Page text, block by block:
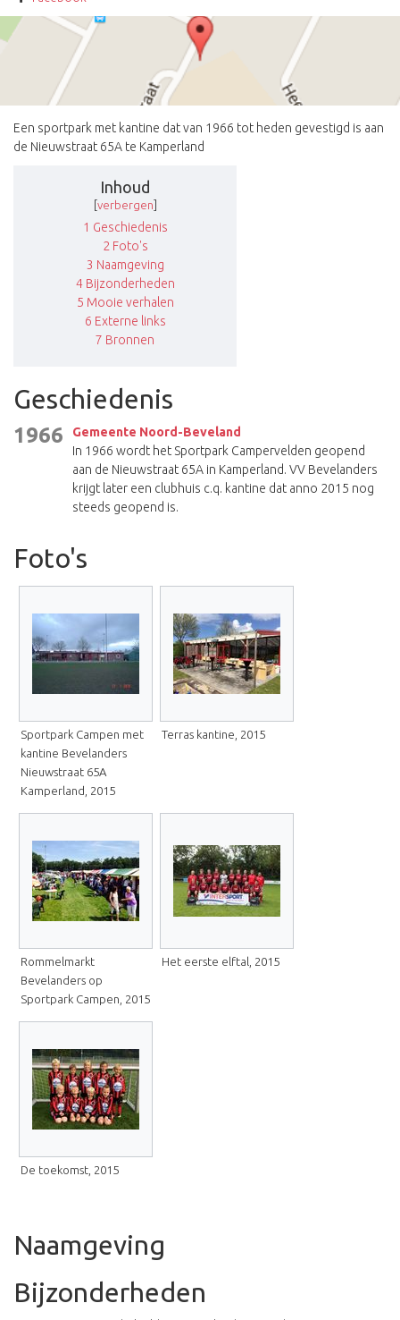
Een sportpark met kantine dat van 1966 tot heden gevestigd is aan
de Nieuwstraat 65A te Kamperland
Inhoud
verbergen
1 Geschiedenis
2 Foto's
3 Naamgeving
4 Bijzonderheden
5 Mooie verhalen
6 Externe links
7 Bronnen
Geschiedenis
1966
Gemeente Noord-Beveland
In 1966 wordt het Sportpark Campervelden geopend
aan de Nieuwstraat 65A in Kamperland. VV Bevelanders
krijgt later een clubhuis c.q. kantine dat anno 2015 nog
steeds geopend is.
Foto's
Sportpark Campen met
kantine Bevelanders
Nieuwstraat 65A
Kamperland, 2015
Terras kantine, 2015
Rommelmarkt
Bevelanders op
Sportpark Campen, 2015
Het eerste elftal, 2015
De toekomst, 2015
Naamgeving
Bijzonderheden